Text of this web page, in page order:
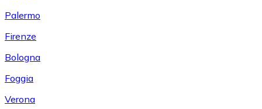
Palermo
Firenze
Bologna
Foggia
Verona